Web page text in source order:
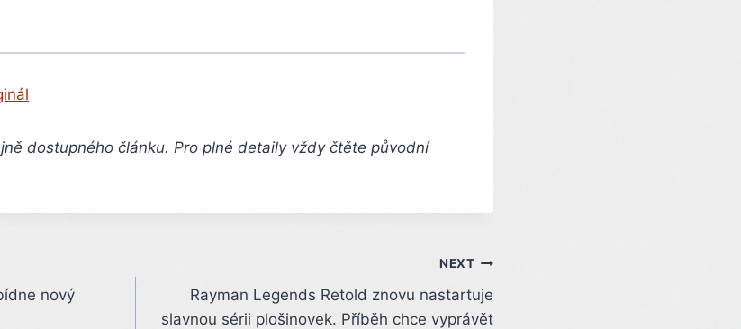
dostupného článku. Pro plné detaily vždy čtěte původní
nový
NEXT
Rayman Legends Retold znovu nastartuje
slavnou sérii plošinovek. Příběh chce vyprávět